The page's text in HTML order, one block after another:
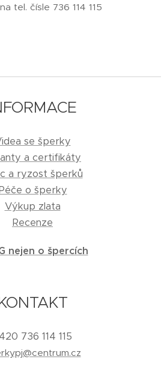
tel. čísle 736 114 115
se šperky
a certifikáty
a ryzost šperků
o šperky
Výkup zlata
Recenze
nejen o špercích
736 114 115